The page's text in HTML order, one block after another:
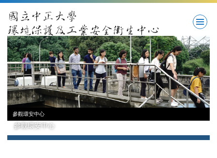
到
主
要
內
容
區
參觀環安中心
參觀環安中心